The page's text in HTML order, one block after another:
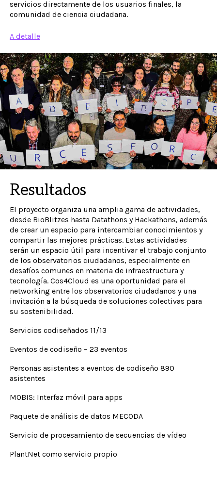
servicios directamente de los usuarios finales, la
comunidad de ciencia ciudadana.
A detalle
Resultados
El proyecto organiza una amplia gama de actividades,
desde BioBlitzes hasta Datathons y Hackathons, además
de crear un espacio para intercambiar conocimientos y
compartir las mejores prácticas. Estas actividades
serán un espacio útil para incentivar el trabajo conjunto
de los observatorios ciudadanos, especialmente en
desafíos comunes en materia de infraestructura y
tecnología. Cos4Cloud es una oportunidad para el
networking entre los observatorios ciudadanos y una
invitación a la búsqueda de soluciones colectivas para
su sostenibilidad.
Servicios codiseñados 11/13
Eventos de codiseño – 23 eventos
Personas asistentes a eventos de codiseño 890
asistentes
MOBIS: Interfaz móvil para apps
Paquete de análisis de datos MECODA
Servicio de procesamiento de secuencias de vídeo
PlantNet como servicio propio